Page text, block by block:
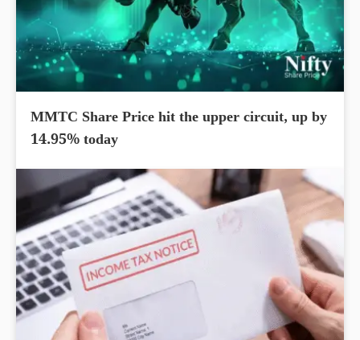
MMTC Share Price hit the upper circuit, up by
14.95% today